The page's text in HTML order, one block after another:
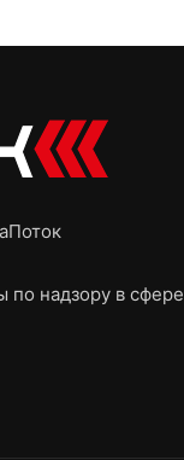
надзору в сфере